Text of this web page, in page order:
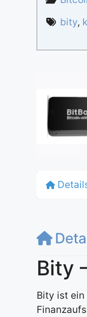
bity,
Bity
Bity ist